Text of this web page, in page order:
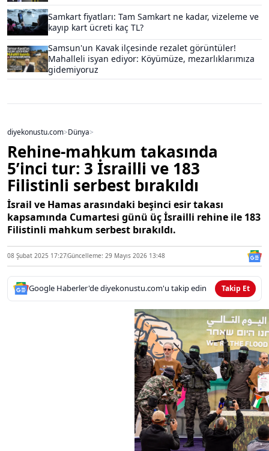
Samkart fiyatları: Tam Samkart ne kadar, vizeleme ve
kayıp kart ücreti kaç TL?
Samsun'un Kavak ilçesinde rezalet görüntüler!
Mahalleli isyan ediyor: Köyümüze, mezarlıklarımıza
gidemiyoruz
diyekonustu.com>Dünya>
Rehine-mahkum takasında
5’inci tur: 3 İsrailli ve 183
Filistinli serbest bırakıldı
İsrail ve Hamas arasındaki beşinci esir takası
kapsamında Cumartesi günü üç İsrailli rehine ile 183
Filistinli mahkum serbest bırakıldı.
08 Şubat 2025 17:27Güncelleme: 29 Mayıs 2026 13:48
Google Haberler'de diyekonustu.com'u takip edin Takip Et